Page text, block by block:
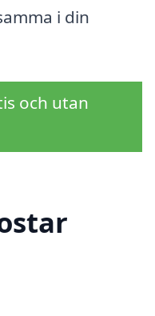
i din
och utan